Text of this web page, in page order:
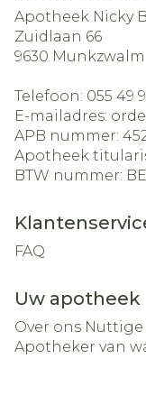
Apotheek Nicky
Zuidlaan 66
9630 Munkzwalm
Telefoon: 055 49
E-mailadres:
APB nummer:
Apotheek
BTW nummer:
FAQ
Uw apotheek
Over ons
Apotheker van